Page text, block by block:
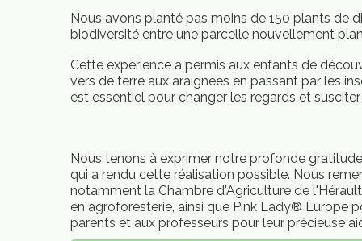
Nous avons planté pas moins de 150 plants de
biodiversité entre une parcelle nouvellement
Cette expérience a permis aux enfants de
vers de terre aux araignées en passant par les
est essentiel pour changer les regards et
Nous tenons à exprimer notre profonde
qui a rendu cette réalisation possible. Nous
notamment la Chambre d'Agriculture de
en agroforesterie, ainsi que Pink Lady®️ Europe
parents et aux professeurs pour leur précieuse